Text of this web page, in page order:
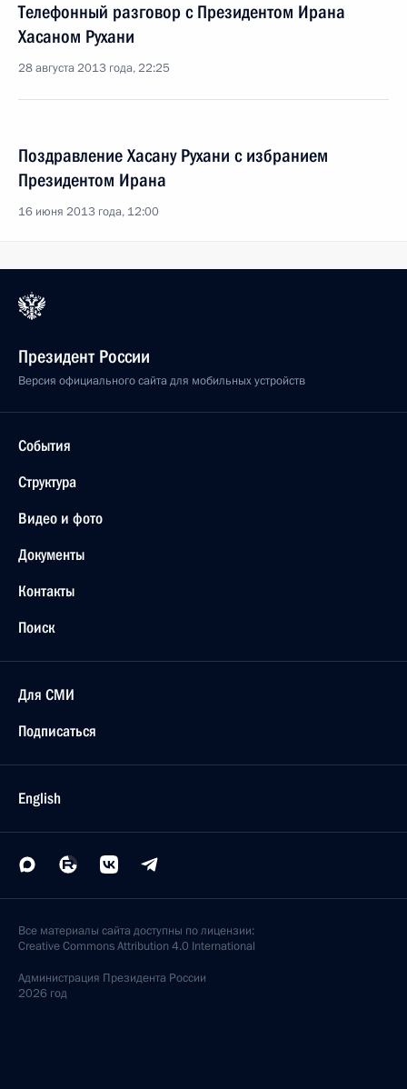
Телефонный разговор с Президентом Ирана
Хасаном Рухани
28 августа 2013 года, 22:25
Поздравление Хасану Рухани с избранием
Президентом Ирана
16 июня 2013 года, 12:00
Президент России
Версия официального сайта для мобильных устройств
События
Структура
Видео и фото
Документы
Контакты
Поиск
Для СМИ
Подписаться
English
Все материалы сайта доступны по лицензии:
Creative Commons Attribution 4.0 International
Администрация Президента России
2026 год